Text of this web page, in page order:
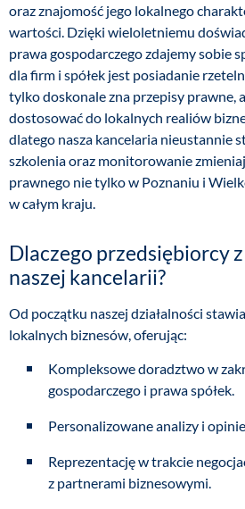
oraz znajomość jego lokalnego
wartości. Dzięki wieloletniemu
prawa gospodarczego zdajemy sobie
dla firm i spółek jest posiadanie
tylko doskonale zna przepisy prawne,
dostosować do lokalnych realiów
dlatego nasza kancelaria nieustannie
szkolenia oraz monitorowanie
prawnego nie tylko w Poznaniu i
w całym kraju.
Dlaczego przedsiębiorcy
naszej kancelarii?
Od początku naszej działalności
lokalnych biznesów, oferując:
Kompleksowe doradztwo w
gospodarczego i prawa spółek.
Personalizowane analizy i
Reprezentację w trakcie
z partnerami biznesowymi.